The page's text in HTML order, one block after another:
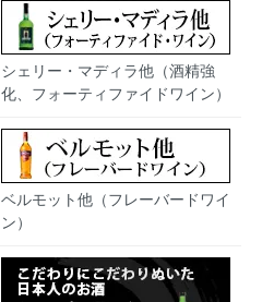
シェリー・マディラ他（酒精強
化、フォーティファイドワイン）
ベルモット他（フレーバードワイ
ン）